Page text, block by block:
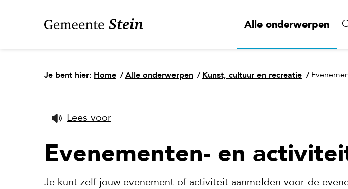
Alle onderwerpen
Je bent hier: Home / Alle onderwerpen / Kunst, cultuur en recreatie /
Lees voor
Evenementen- en
Je kunt zelf jouw evenement of activiteit aanmelden voor de